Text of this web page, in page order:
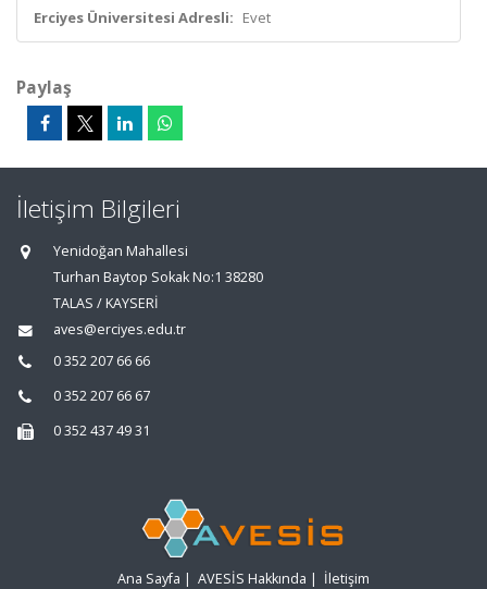
Erciyes Üniversitesi Adresli: Evet
Paylaş
İletişim Bilgileri
Yenidoğan Mahallesi
Turhan Baytop Sokak No:1 38280
TALAS / KAYSERİ
aves@erciyes.edu.tr
0 352 207 66 66
0 352 207 66 67
0 352 437 49 31
Ana Sayfa | AVESİS Hakkında | İletişim